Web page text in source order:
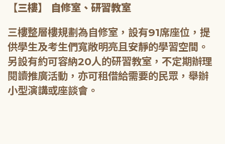
【三樓】 自修室、研習教室
三樓整層樓規劃為自修室，設有91席座位，提
供學生及考生們寬敞明亮且安靜的學習空間。
另設有約可容納20人的研習教室，不定期辦理
閱讀推廣活動，亦可租借給需要的民眾，舉辦
小型演講或座談會。